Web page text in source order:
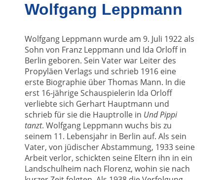
Wolfgang Leppmann
Wolfgang Leppmann wurde am 9. Juli 1922 als
Sohn von Franz Leppmann und Ida Orloff in
Berlin geboren. Sein Vater war Leiter des
Propyläen Verlags und schrieb 1916 eine
erste Biographie über Thomas Mann. In die
erst 16-jährige Schauspielerin Ida Orloff
verliebte sich Gerhart Hauptmann und
schrieb für sie die Hauptrolle in Und Pippi
tanzt. Wolfgang Leppmann wuchs bis zu
seinem 11. Lebensjahr in Berlin auf. Als sein
Vater, von jüdischer Abstammung, 1933 seine
Arbeit verlor, schickten seine Eltern ihn in ein
Landschulheim nach Florenz, wohin sie nach